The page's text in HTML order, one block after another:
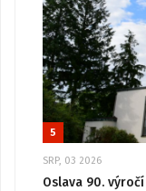
5
SRP, 03 2026
Oslava 90.